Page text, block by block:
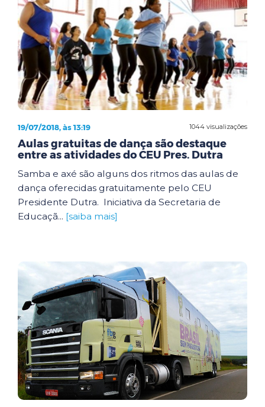
1044 visualizações
19/07/2018, às 13:19
Aulas gratuitas de dança são destaque
entre as atividades do CEU Pres. Dutra
Samba e axé são alguns dos ritmos das aulas de
dança oferecidas gratuitamente pelo CEU
Presidente Dutra. Iniciativa da Secretaria de
Educaçã... [saiba mais]